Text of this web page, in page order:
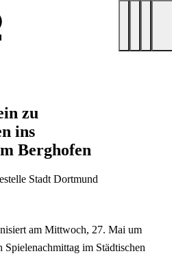
zu
ins
Berghofen
Stadt Dortmund
am Mittwoch, 27. Mai um
Spielenachmittag im Städtischen